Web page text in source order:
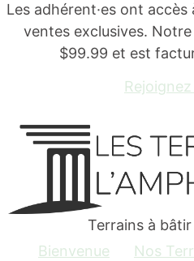
Les adhérent·es ont
ventes exclusives.
$99.99 et est
Terrains à
Bienvenue
Nos